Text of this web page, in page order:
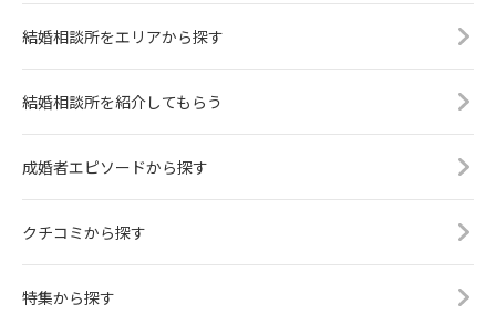
結婚相談所をエリアから探す
結婚相談所を紹介してもらう
成婚者エピソードから探す
クチコミから探す
特集から探す